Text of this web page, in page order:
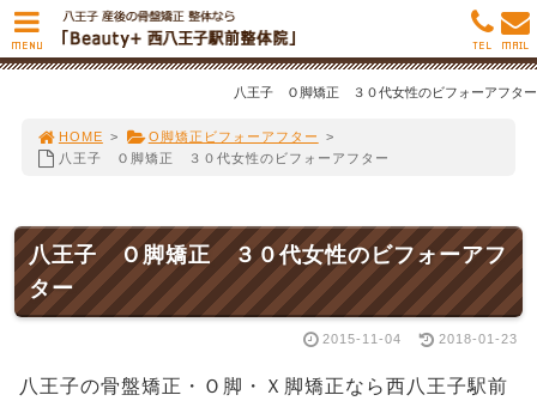
八王子 Ｏ脚矯正 ３０代女性のビフォーアフター
HOME > O脚矯正ビフォーアフター
>
八王子 Ｏ脚矯正 ３０代女性のビフォーアフター
八王子 Ｏ脚矯正 ３０代女性のビフォーアフ
ター
2015-11-04 2018-01-23
八王子の骨盤矯正・Ｏ脚・Ｘ脚矯正なら西八王子駅前
MENU MAIL
TEL